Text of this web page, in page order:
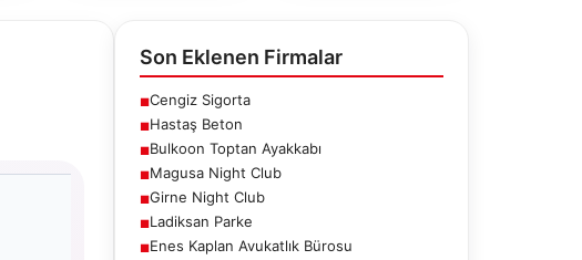
Son Eklenen Firmalar
■Cengiz Sigorta
■Hastaş Beton
■Bulkoon Toptan Ayakkabı
■Magusa Night Club
■Girne Night Club
■Ladiksan Parke
■Enes Kaplan Avukatlık Bürosu